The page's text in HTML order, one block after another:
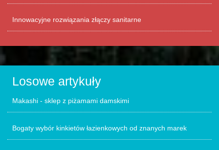
Innowacyjne rozwiązania złączy sanitarne
Losowe artykuły
Makashi - sklep z piżamami damskimi
Bogaty wybór kinkietów łazienkowych od znanych marek